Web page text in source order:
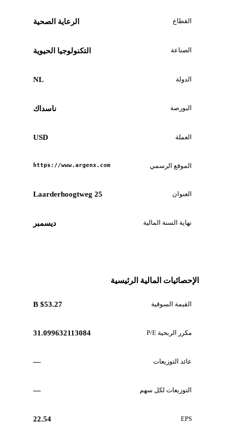
القطاع الرعاية الصحية
الصناعة التكنولوجيا الحيوية
الدولة NL
البورصة ناسداك
العملة USD
الموقع الرسمي https://www.argenx.com
العنوان Laarderhoogtweg 25
نهاية السنة المالية ديسمبر
الإحصائيات المالية الرئيسية
القيمة السوقية $53.27 B
مكرر الربحية P/E 31.099632113084
عائد التوزيعات —
التوزيعات لكل سهم —
EPS
22.54